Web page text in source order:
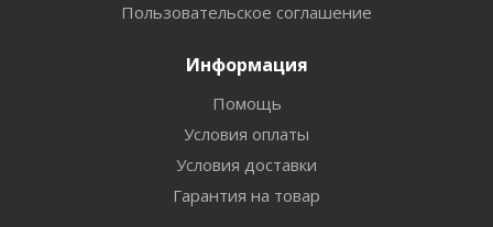
Пользовательское соглашение
Информация
Помощь
Условия оплаты
Условия доставки
Гарантия на товар